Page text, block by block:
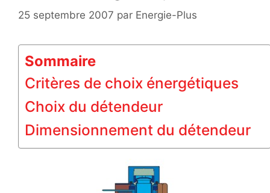
25 septembre 2007 par Energie-Plus
Sommaire
Critères de choix énergétiques
Choix du détendeur
Dimensionnement du détendeur